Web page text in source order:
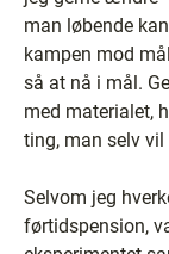
man løbende
kampen mod
så at nå i mål.
med materialet,
ting, man selv
Selvom jeg
førtidspension,